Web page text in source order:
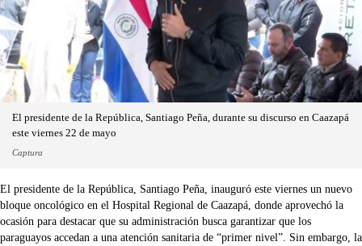
El presidente de la República, Santiago Peña, durante su discurso en Caazapá
este viernes 22 de mayo
Captura
El presidente de la República, Santiago Peña, inauguró este viernes un nuevo
bloque oncológico en el Hospital Regional de Caazapá, donde aprovechó la
ocasión para destacar que su administración busca garantizar que los
paraguayos accedan a una atención sanitaria de “primer nivel”. Sin embargo, la